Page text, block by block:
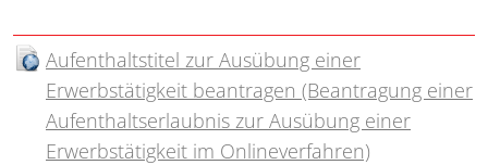
Aufenthaltstitel zur Ausübung einer
Erwerbstätigkeit beantragen (Beantragung einer
Aufenthaltserlaubnis zur Ausübung einer
Erwerbstätigkeit im Onlineverfahren)